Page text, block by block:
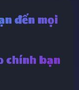
đến mọi
chính bạn